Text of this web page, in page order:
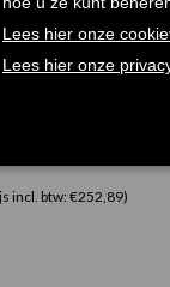
eiken naturel
incl. btw: €252,89)